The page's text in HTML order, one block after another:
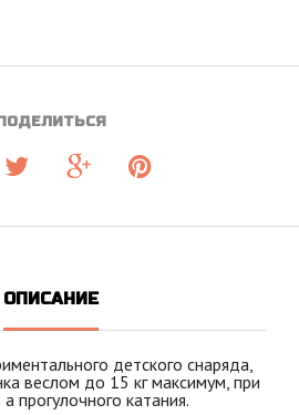
ОПИСАНИЕ
детского снаряда,
веслом до 15 кг максимум, при
прогулочного катания.